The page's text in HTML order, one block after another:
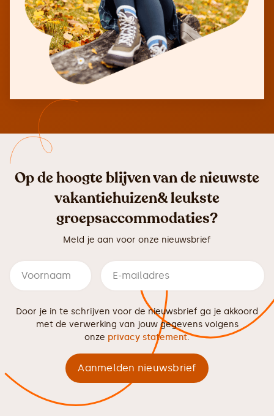
Op de hoogte blijven van de nieuwste
vakantiehuizen& leukste
groepsaccommodaties?
Meld je aan voor onze nieuwsbrief
Door je in te schrijven voor de nieuwsbrief ga je akkoord
met de verwerking van jouw gegevens volgens
onze privacy statement.